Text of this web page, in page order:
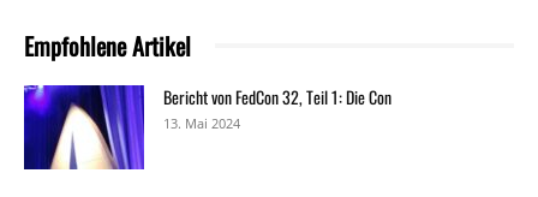
Empfohlene Artikel
Bericht von FedCon 32, Teil 1: Die Con
13. Mai 2024